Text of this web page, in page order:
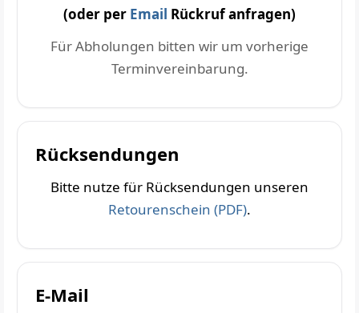
(oder per Email Rückruf anfragen)
Für Abholungen bitten wir um vorherige
Terminvereinbarung.
Rücksendungen
Bitte nutze für Rücksendungen unseren
Retourenschein (PDF).
E-Mail